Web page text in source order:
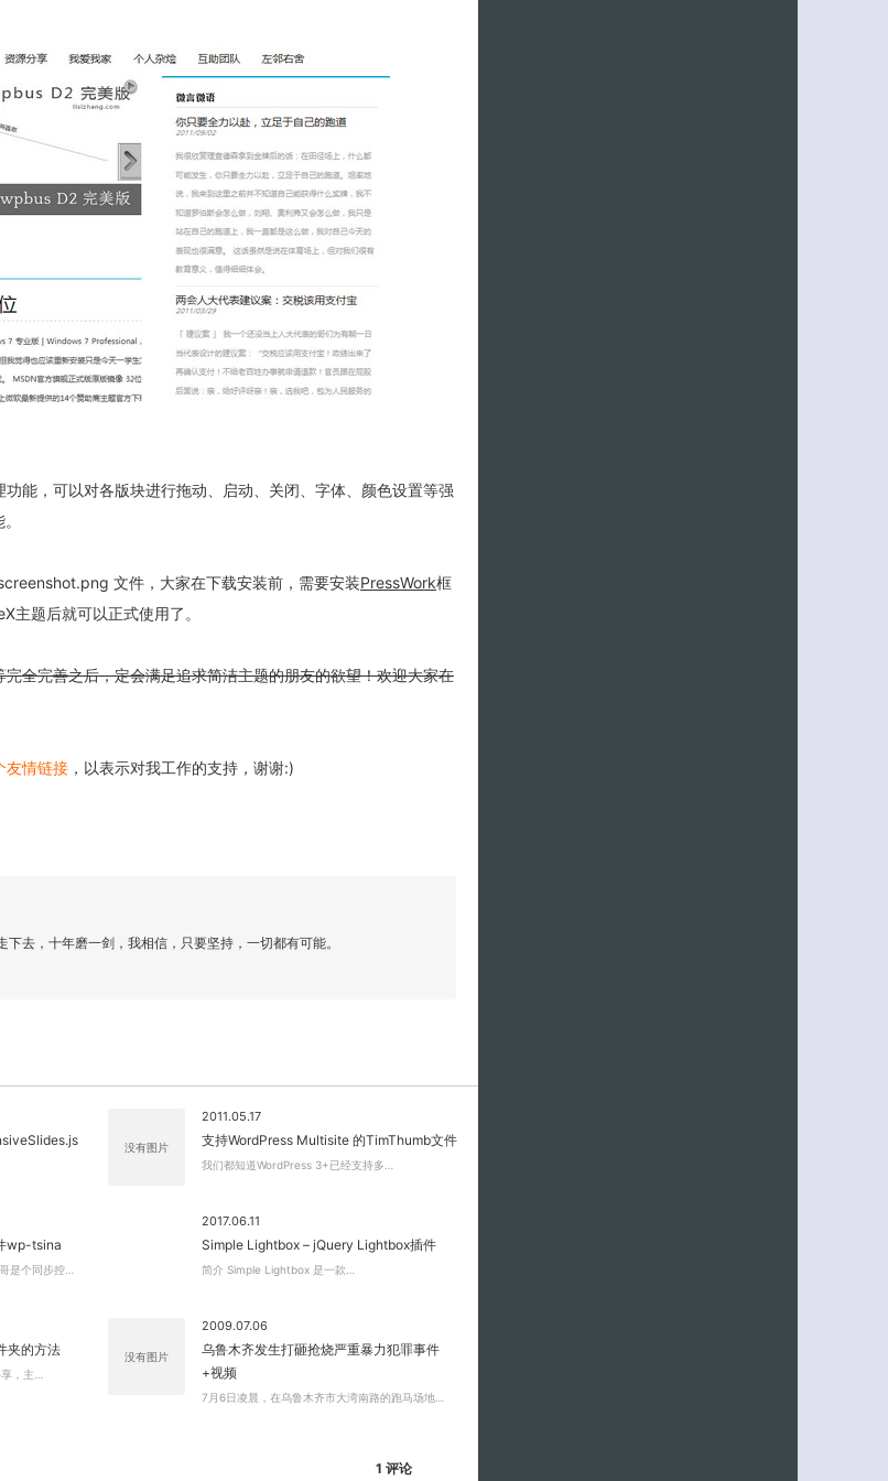
能，可以对各版块进行拖动、启动、关闭、字体、颜色设置等强
文件，大家在下载安装前，需要安装PressWork框
主题后就可以正式使用了。
全完善之后，定会满足追求简洁主题的朋友的欲望！欢迎大家在
友情链接 ，以表示对我工作的支持，谢谢:)
下去，十年磨一剑，我相信，只要坚持，一切都有可能。
没有图片
2011.05.17
支持WordPress Multisite 的TimThumb文件
我们都知道WordPress 3+已经支持多…
wp-tsina
是个同步控…
2017.06.11
Simple Lightbox – jQuery Lightbox插件
简介 Simple Lightbox 是一款…
夹的方法
，主…
没有图片
2009.07.06
乌鲁木齐发生打砸抢烧严重暴力犯罪事件
+视频
7月6日凌晨，在乌鲁木齐市大湾南路的跑马场地…
1 评论